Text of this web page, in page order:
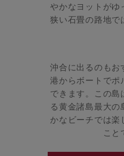
やかなヨットがゆ
狭い石畳の路地で
沖合に出るのもお
港からボートでポ
できます。この島
る黄金諸島最大の
かなビーチでは楽
こと